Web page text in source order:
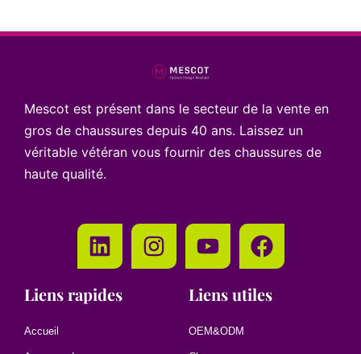
Mescot est présent dans le secteur de la vente en
gros de chaussures depuis 40 ans. Laissez un
véritable vétéran vous fournir des chaussures de
haute qualité.
Liens rapides
Accueil
Liens utiles
OEM&ODM